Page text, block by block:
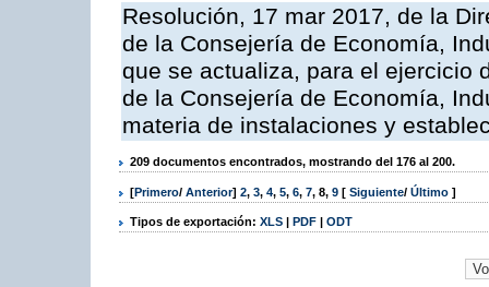
Resolución, 17 mar 2017, de la
de la Consejería de Economía,
que se actualiza, para el ejercicio
de la Consejería de Economía,
materia de instalaciones y
209 documentos encontrados, mostrando del 176 al 200.
[Primero/ Anterior] 2, 3, 4, 5, 6, 7, 8, 9 [ Siguiente/ Último ]
Tipos de exportación: XLS | PDF | ODT